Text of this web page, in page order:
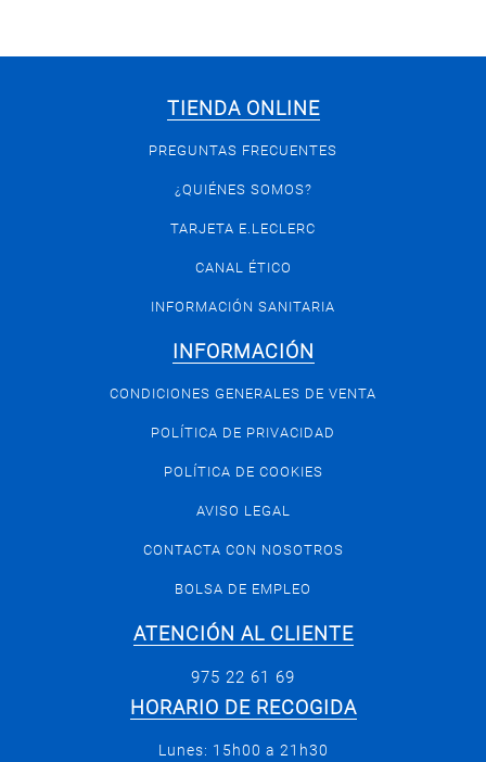
TIENDA ONLINE
PREGUNTAS FRECUENTES
¿QUIÉNES SOMOS?
TARJETA E.LECLERC
CANAL ÉTICO
INFORMACIÓN SANITARIA
INFORMACIÓN
CONDICIONES GENERALES DE VENTA
POLÍTICA DE PRIVACIDAD
POLÍTICA DE COOKIES
AVISO LEGAL
CONTACTA CON NOSOTROS
BOLSA DE EMPLEO
ATENCIÓN AL CLIENTE
975 22 61 69
HORARIO DE RECOGIDA
Lunes: 15h00 a 21h30